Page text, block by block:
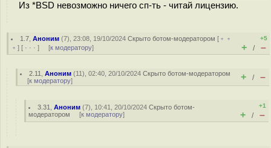
Из *BSD невозможно ничего сп-ть - читай лицензию.
1.7 ,Аноним (7), 23:08, 19/10/2024Скрыто ботом-модератором [ ﹢﹢
﹢ ] [ · · · ] [к модератору]
+5
+ / –
2.11 ,Аноним (11), 02:40, 20/10/2024Скрыто ботом-модератором
[к модератору] + / –
3.31 ,Аноним (7), 10:41, 20/10/2024Скрыто ботом-
модератором [к модератору]
+1
+ / –